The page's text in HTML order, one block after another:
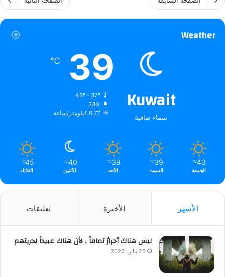
Weather
Kuwait
سماء صافية
39
℃
43º - 37º
23%
6.77 كيلومتر/ساعة
43
℃
الجمعة
39
℃
السبت
39
℃
الأحد
40
℃
الأثنين
45
℃
الثلاثاء
الأشهر الأخيرة تعليقات
ليس هناك أحرارٌ تماماً ، لأن هناك عبيداً لحريتهم
25 يناير، 2022